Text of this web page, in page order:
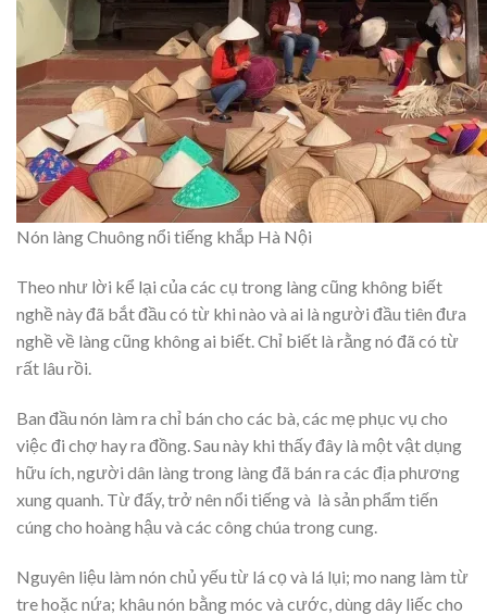
Nón làng Chuông nổi tiếng khắp Hà Nội
Theo như lời kể lại của các cụ trong làng cũng không biết
nghề này đã bắt đầu có từ khi nào và ai là người đầu tiên đưa
nghề về làng cũng không ai biết. Chỉ biết là rằng nó đã có từ
rất lâu rồi.
Ban đầu nón làm ra chỉ bán cho các bà, các mẹ phục vụ cho
việc đi chợ hay ra đồng. Sau này khi thấy đây là một vật dụng
hữu ích, người dân làng trong làng đã bán ra các địa phương
xung quanh. Từ đấy, trở nên nổi tiếng và là sản phẩm tiến
cúng cho hoàng hậu và các công chúa trong cung.
Nguyên liệu làm nón chủ yếu từ lá cọ và lá lụi; mo nang làm từ
tre hoặc nứa; khâu nón bằng móc và cước, dùng dây liếc cho